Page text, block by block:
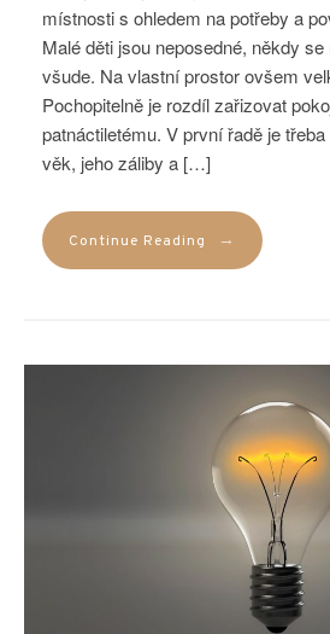
místnosti s ohledem na potřeby a
Malé děti jsou neposedné, někdy
všude. Na vlastní prostor ovšem
Pochopitelně je rozdíl zařizovat
patnáctiletému. V první řadě je
věk, jeho záliby a […]
Continue Reading →